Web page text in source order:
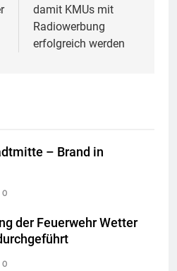
damit KMUs mit
Radiowerbung
erfolgreich werden
– Brand in
0
der Feuerwehr Wetter
0